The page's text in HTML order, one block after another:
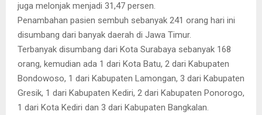
juga melonjak menjadi 31,47 persen.
Penambahan pasien sembuh sebanyak 241 orang hari ini
disumbang dari banyak daerah di Jawa Timur.
Terbanyak disumbang dari Kota Surabaya sebanyak 168
orang, kemudian ada 1 dari Kota Batu, 2 dari Kabupaten
Bondowoso, 1 dari Kabupaten Lamongan, 3 dari Kabupaten
Gresik, 1 dari Kabupaten Kediri, 2 dari Kabupaten Ponorogo,
1 dari Kota Kediri dan 3 dari Kabupaten Bangkalan.